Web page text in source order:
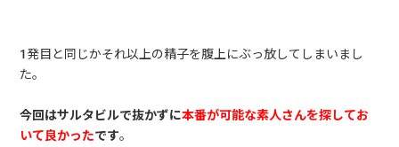
1発目と同じかそれ以上の精子を腹上にぶっ放してしまいまし
た。
今回はサルタビルで抜かずに本番が可能な素人さんを探してお
いて良かったです。